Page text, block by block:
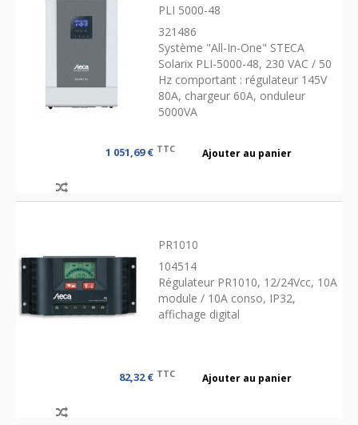
PLI 5000-48
321486
Système "All-In-One" STECA
Solarix PLI-5000-48, 230 VAC / 50
Hz comportant : régulateur 145V
80A, chargeur 60A, onduleur
5000VA
1 051,69 € TTC Ajouter au panier
PR1010
104514
Régulateur PR1010, 12/24Vcc, 10A
module / 10A conso, IP32,
affichage digital
82,32 € TTC Ajouter au panier